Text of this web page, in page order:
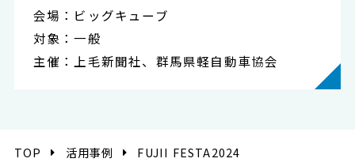
会場：ビッグキューブ
対象：一般
主催：上毛新聞社、群馬県軽自動車協会
TOP 活用事例 FUJII FESTA2024